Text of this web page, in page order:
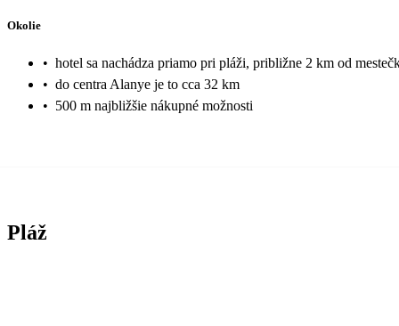
Okolie
• hotel sa nachádza priamo pri pláži, približne 2 km od
• do centra Alanye je to cca 32 km
• 500 m najbližšie nákupné možnosti
Pláž